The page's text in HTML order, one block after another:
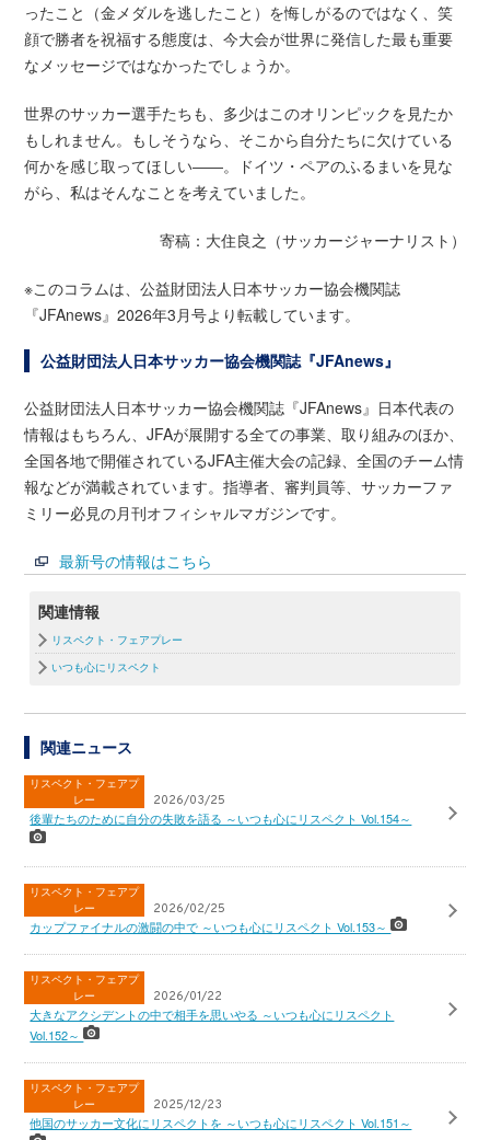
ったこと（金メダルを逃したこと）を悔しがるのではなく、笑
顔で勝者を祝福する態度は、今大会が世界に発信した最も重要
なメッセージではなかったでしょうか。
世界のサッカー選手たちも、多少はこのオリンピックを見たか
もしれません。もしそうなら、そこから自分たちに欠けている
何かを感じ取ってほしい――。ドイツ・ペアのふるまいを見な
がら、私はそんなことを考えていました。
寄稿：大住良之（サッカージャーナリスト）
※このコラムは、公益財団法人日本サッカー協会機関誌
『JFAnews』2026年3月号より転載しています。
公益財団法人日本サッカー協会機関誌『JFAnews』
公益財団法人日本サッカー協会機関誌『JFAnews』日本代表の
情報はもちろん、JFAが展開する全ての事業、取り組みのほか、
全国各地で開催されているJFA主催大会の記録、全国のチーム情
報などが満載されています。指導者、審判員等、サッカーファ
ミリー必見の月刊オフィシャルマガジンです。
最新号の情報はこちら
関連情報
リスペクト・フェアプレー
いつも心にリスペクト
関連ニュース
リスペクト・フェアプ
レー
2026/03/25
後輩たちのために自分の失敗を語る ～いつも心にリスペクト Vol.154～
リスペクト・フェアプ
レー
2026/02/25
カップファイナルの激闘の中で ～いつも心にリスペクト Vol.153～
リスペクト・フェアプ
レー
2026/01/22
大きなアクシデントの中で相手を思いやる ～いつも心にリスペクト
Vol.152～
リスペクト・フェアプ
レー
2025/12/23
他国のサッカー文化にリスペクトを ～いつも心にリスペクト Vol.151～